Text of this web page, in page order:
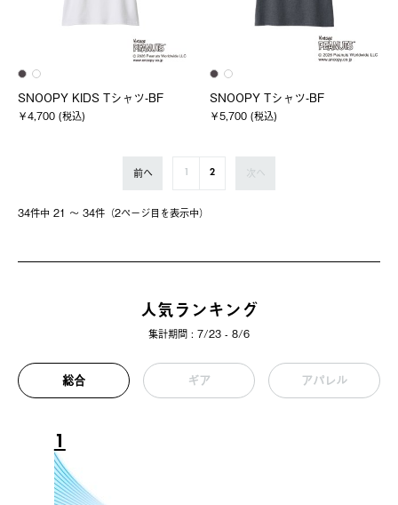
SNOOPY KIDS Tシャツ-BF
￥4,700 (税込)
SNOOPY Tシャツ-BF
￥5,700 (税込)
34件中 21 〜 34件（2ページ⽬を表⽰中）
前へ 1 2 次へ
人気ランキング
集計期間 : 7/23 - 8/6
総合 ギア アパレル
1